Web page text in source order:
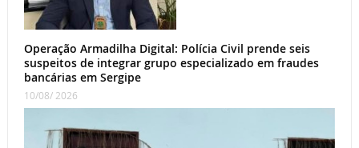
Operação Armadilha Digital: Polícia Civil prende seis
suspeitos de integrar grupo especializado em fraudes
bancárias em Sergipe
10/08/ 2026